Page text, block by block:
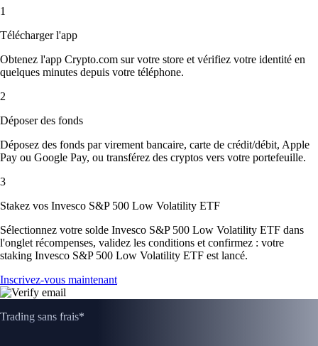
1
Télécharger l'app
Obtenez l'app Crypto.com sur votre store et vérifiez votre identité en
quelques minutes depuis votre téléphone.
2
Déposer des fonds
Déposez des fonds par virement bancaire, carte de crédit/débit, Apple
Pay ou Google Pay, ou transférez des cryptos vers votre portefeuille.
3
Stakez vos Invesco S&P 500 Low Volatility ETF
Sélectionnez votre solde Invesco S&P 500 Low Volatility ETF dans
l'onglet récompenses, validez les conditions et confirmez : votre
staking Invesco S&P 500 Low Volatility ETF est lancé.
Inscrivez-vous maintenant
Trading sans frais*